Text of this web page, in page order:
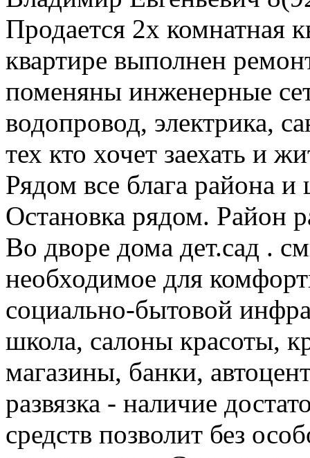
Продается 2х комнатная
квартире выполнен
поменяны инженерные
водопровод, электрика,
тех кто хочет заехать и
Рядом все блага района
Остановка рядом. Район
Во дворе дома дет.сад .
необходимое для
социально-бытовой
школа, салоны красоты,
магазины, банки,
развязка - наличие
средств позволит без